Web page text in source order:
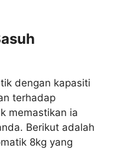
dengan kapasiti
terhadap
memastikan ia
Berikut adalah
8kg yang